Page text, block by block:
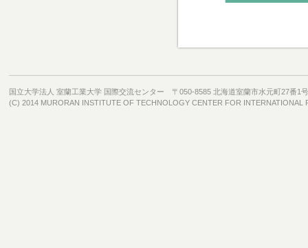
国立大学法人 室蘭工業大学 国際交流センター 〒050-8585 北海道室蘭市水元町27番1号
(C) 2014 MURORAN INSTITUTE OF TECHNOLOGY CENTER FOR INTERNATIONAL